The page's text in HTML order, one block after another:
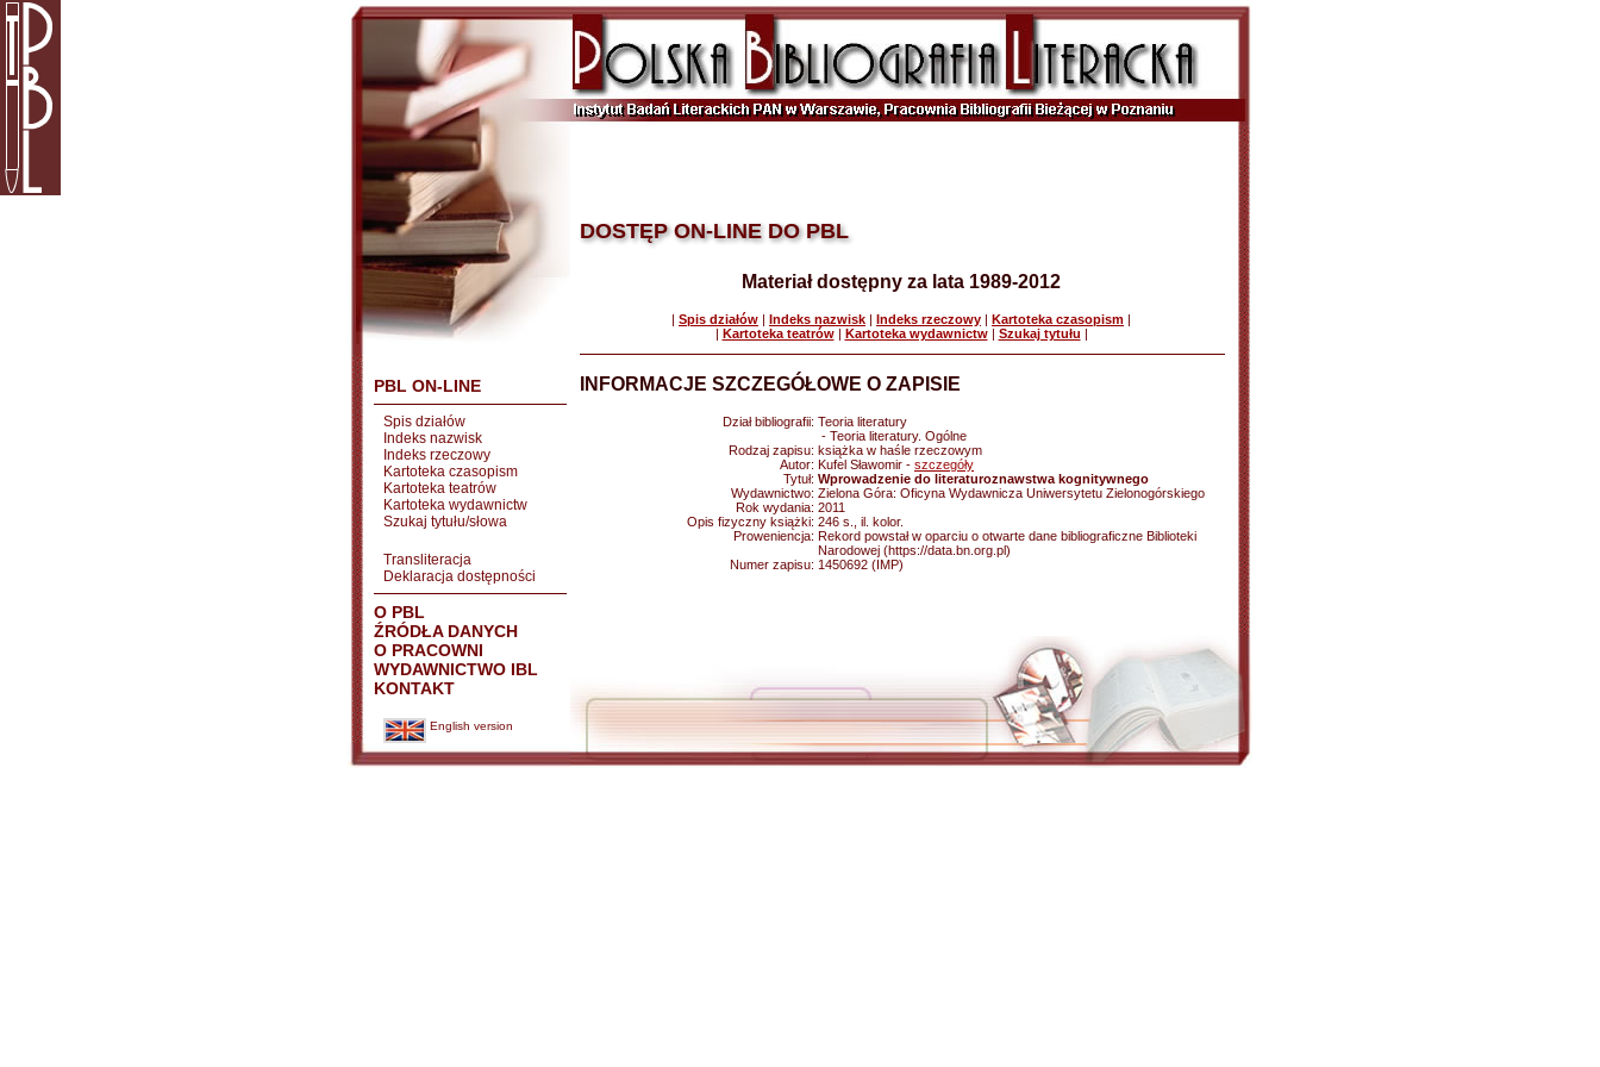
PBL ON-LINE
Spis działów
Indeks nazwisk
Indeks rzeczowy
Kartoteka czasopism
Kartoteka teatrów
Kartoteka wydawnictw
Szukaj tytułu/słowa
Transliteracja
Deklaracja dostępności
O PBL
ŹRÓDŁA DANYCH
O PRACOWNI
WYDAWNICTWO IBL
KONTAKT
English version
DOSTĘP ON-LINE DO PBL
Materiał dostępny za lata 1989-2012
| Spis działów | Indeks nazwisk | Indeks rzeczowy | Kartoteka czasopism |
| Kartoteka teatrów| Kartoteka wydawnictw| Szukaj tytułu |
INFORMACJE SZCZEGÓŁOWE O ZAPISIE
Dział bibliografii: Teoria literatury
- Teoria literatury. Ogólne
Rodzaj zapisu: książka w haśle rzeczowym
Autor: Kufel Sławomir - szczegóły
Tytuł: Wprowadzenie do literaturoznawstwa kognitywnego
Wydawnictwo: Zielona Góra: Oficyna Wydawnicza Uniwersytetu Zielonogórskiego
Rok wydania: 2011
Opis fizyczny książki: 246 s., il. kolor.
Proweniencja: Rekord powstał w oparciu o otwarte dane bibliograficzne Biblioteki
Narodowej (https://data.bn.org.pl)
Numer zapisu: 1450692 (IMP)